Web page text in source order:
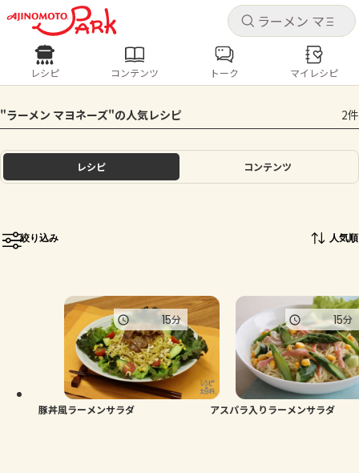
キャ
ログインするとレシピを保存できます
ログイン
ホーム
トーク
よくあるお問い合わせ
お買い物
キャ
レシピ コンテンツ
人気の食材・レシピ
きゅうり なす トマト とうもろこし
ピーマン
レシピ コンテンツ トーク マイレシピ
"ラーメン マヨネーズ"の人気レシピ 2件
レシピ コンテンツ
絞り込み 人気順
豚丼風ラーメンサラダ
15分
アスパラ入りラーメンサラダ
15分